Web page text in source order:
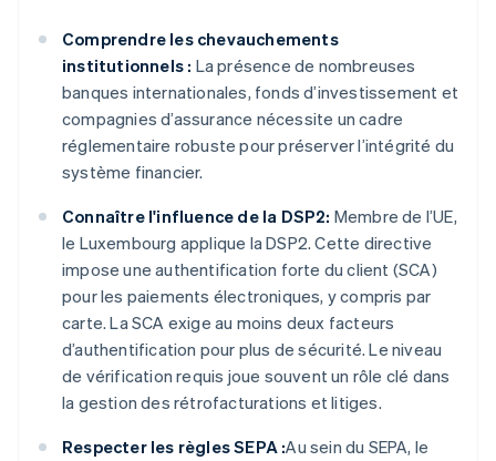
Comprendre les chevauchements
institutionnels : La présence de nombreuses
banques internationales, fonds d’investissement et
compagnies d’assurance nécessite un cadre
réglementaire robuste pour préserver l’intégrité du
système financier.
Connaître l'influence de la DSP2: Membre de l’UE,
le Luxembourg applique la DSP2. Cette directive
impose une authentification forte du client (SCA)
pour les paiements électroniques, y compris par
carte. La SCA exige au moins deux facteurs
d’authentification pour plus de sécurité. Le niveau
de vérification requis joue souvent un rôle clé dans
la gestion des rétrofacturations et litiges.
Respecter les règles SEPA :Au sein du SEPA, le